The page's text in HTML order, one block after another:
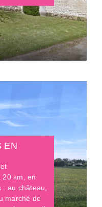
EN
20 km, en
au château,
marché de